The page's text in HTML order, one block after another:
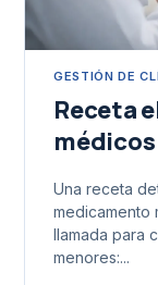
GESTIÓN DE
Receta
Una receta
medicamento
llamada para
menores:...